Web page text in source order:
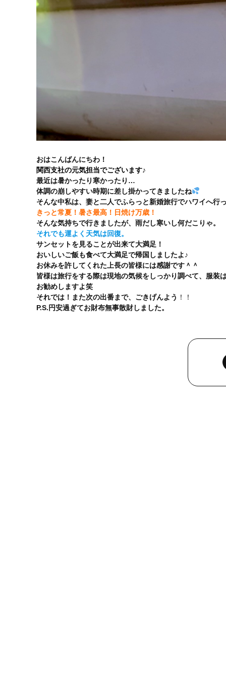
おはこんばんにちわ！
関西支社の元気担当でございます♪
最近は暑かったり寒かったり…
体調の崩しやすい時期に差し掛かってきましたね
そんな中私は、妻と二人でふらっと新婚旅行でハワイへ行
きっと常夏！暑さ最高！日焼け万歳！
そんな気持ちで行きましたが、雨だし寒いし何だこりゃ。
それでも運よく天気は回復。
サンセットを見ることが出来て大満足！
おいしいご飯も食べて大満足で帰国しましたよ♪
お休みを許してくれた上長の皆様には感謝です＾＾
皆様は旅行をする際は現地の気候をしっかり調べて、服装
お勧めしますよ笑
それでは！また次の出番まで、ごきげんよう ！！
P.S.円安過ぎてお財布無事散財しました。